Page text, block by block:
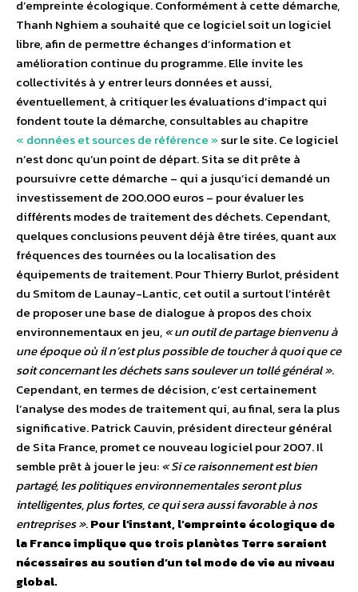
d’empreinte écologique. Conformément à cette démarche,
Thanh Nghiem a souhaité que ce logiciel soit un logiciel
libre, afin de permettre échanges d’information et
amélioration continue du programme. Elle invite les
collectivités à y entrer leurs données et aussi,
éventuellement, à critiquer les évaluations d’impact qui
fondent toute la démarche, consultables au chapitre
« données et sources de référence »sur le site. Ce logiciel
n’est donc qu’un point de départ. Sita se dit prête à
poursuivre cette démarche – qui a jusqu’ici demandé un
investissement de 200.000 euros – pour évaluer les
différents modes de traitement des déchets. Cependant,
quelques conclusions peuvent déjà être tirées, quant aux
fréquences des tournées ou la localisation des
équipements de traitement. Pour Thierry Burlot, président
du Smitom de Launay-Lantic, cet outil a surtout l’intérêt
de proposer une base de dialogue à propos des choix
environnementaux en jeu,« un outil de partage bienvenu à
une époque où il n’est plus possible de toucher à quoi que ce
soit concernant les déchets sans soulever un tollé général ».
Cependant, en termes de décision, c’est certainement
l’analyse des modes de traitement qui, au final, sera la plus
significative. Patrick Cauvin, président directeur général
de Sita France, promet ce nouveau logiciel pour 2007. Il
semble prêt à jouer le jeu:« Si ce raisonnement est bien
partagé, les politiques environnementales seront plus
intelligentes, plus fortes, ce qui sera aussi favorable à nos
entreprises ».Pour l’instant, l’empreinte écologique de
la France implique que trois planètes Terre seraient
nécessaires au soutien d’un tel mode de vie au niveau
global.